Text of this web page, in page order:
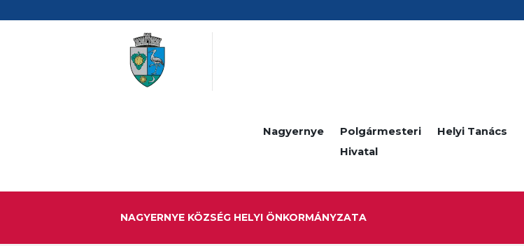
Nagyernye
Polgármesteri
Hivatal
Helyi Tanács
NAGYERNYE KÖZSÉG HELYI ÖNKORMÁNYZATA